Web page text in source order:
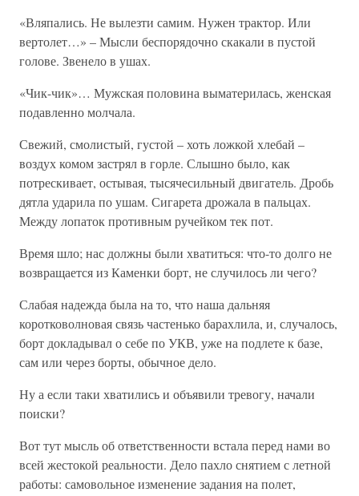
«Вляпались. Не вылезти самим. Нужен трактор. Или
вертолет…» – Мысли беспорядочно скакали в пустой
голове. Звенело в ушах.
«Чик-чик»… Мужская половина выматерилась, женская
подавленно молчала.
Свежий, смолистый, густой – хоть ложкой хлебай –
воздух комом застрял в горле. Слышно было, как
потрескивает, остывая, тысячесильный двигатель. Дробь
дятла ударила по ушам. Сигарета дрожала в пальцах.
Между лопаток противным ручейком тек пот.
Время шло; нас должны были хватиться: что-то долго не
возвращается из Каменки борт, не случилось ли чего?
Слабая надежда была на то, что наша дальняя
коротковолновая связь частенько барахлила, и, случалось,
борт докладывал о себе по УКВ, уже на подлете к базе,
сам или через борты, обычное дело.
Ну а если таки хватились и объявили тревогу, начали
поиски?
Вот тут мысль об ответственности встала перед нами во
всей жестокой реальности. Дело пахло снятием с летной
работы: самовольное изменение задания на полет,